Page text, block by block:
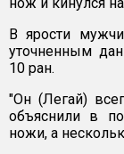
В ярости
уточненным
10 ран.
"Он (Легай)
объяснили в
ножи, а